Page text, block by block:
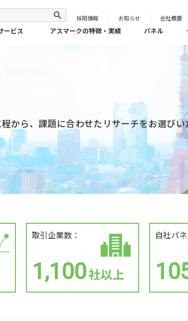
採用情報 お知らせ 会社概要
ービス アスマークの特徴・実績 パネル
から、課題に合わせたリサーチをお選びい
取引企業数：
1,100社以上
自社パ